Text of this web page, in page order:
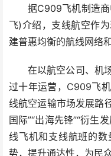
据C909飞机制造商
飞)介绍，支线航空作
建普惠均衡的航线网络
在以航空公司、机场
过十年运营，C909飞
线航空运输市场发展路
国际”“出海先锋”“衍生
线飞机和支线航班的
势，提升通达性，为民